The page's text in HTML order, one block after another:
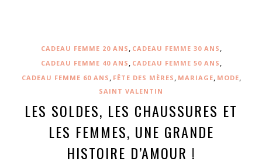
CADEAU FEMME 20 ANS , CADEAU FEMME 30 ANS ,
CADEAU FEMME 40 ANS , CADEAU FEMME 50 ANS ,
CADEAU FEMME 60 ANS , FÊTE DES MÈRES , MARIAGE, MODE,
SAINT VALENTIN
LES SOLDES, LES CHAUSSURES ET
LES FEMMES, UNE GRANDE
HISTOIRE D’AMOUR !